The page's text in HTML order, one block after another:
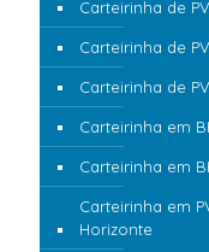
Carteirinha de
Carteirinha de
Carteirinha de
Carteirinha em
Carteirinha em
Carteirinha em
Horizonte